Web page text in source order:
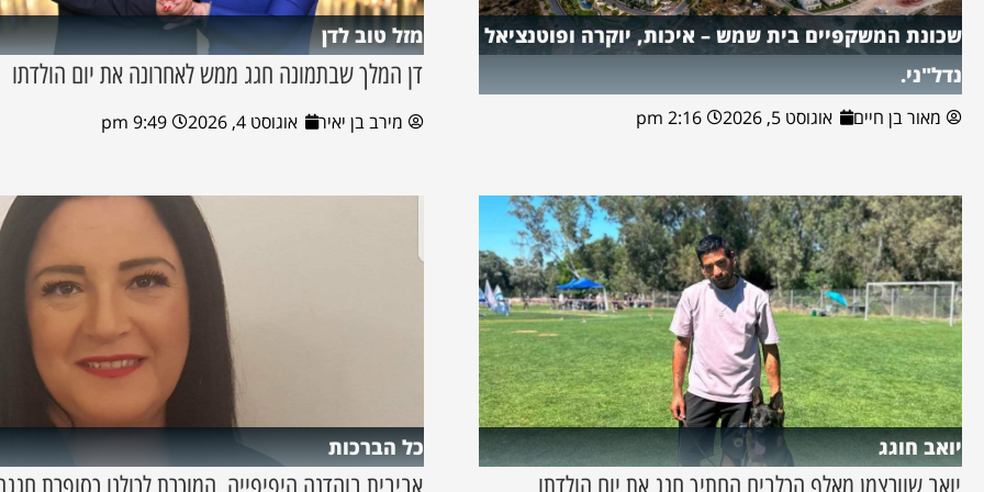
שכונת המשקפיים בית שמש – איכות, יוקרה ופוטנציאל
נדל"ני.
מאור בן חיים אוגוסט 5, 2026 2:16 pm
מזל טוב לדן
דן המלך שבתמונה חגג ממש לאחרונה את יום הולדתו
מירב בן יאיר אוגוסט 4, 2026 9:49 pm
יואב חוגג כל הברכות